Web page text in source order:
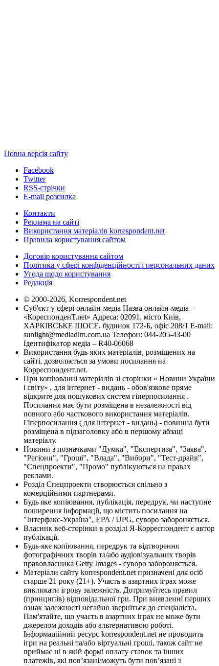
Повна версія сайту
Facebook
Twitter
RSS-стрічки
E-mail розсилка
Контакти
Реклама на сайті
Використання матеріалів korrespondent.net
Правила користування сайтом
Договір користування сайтом
Політика у сфері конфіденційності і персональних даних
Угода щодо користування
Редакція
© 2000-2026, Korrespondent.net
Суб'єкт у сфері онлайн-медіа Назва онлайн-медіа –
«КореспонденТ.net» Адреса: 02091, місто Київ,
ХАРКІВСЬКЕ ШОСЕ, будинок 172-Б, офіс 208/1 E-mail:
sunlight@mediadim.com.ua Телефон: 044-205-43-00
Ідентифікатор медіа – R40-06068
Використання будь-яких матеріалів, розміщених на
сайті, дозволяється за умови посилання на
Корреспондент.net.
При копіюванні матеріалів зі сторінки « Новини України
і світу» , для інтернет - видань - обов'язкове пряме
відкрите для пошукових систем гіперпосилання .
Посилання має бути розміщена в незалежності від
повного або часткового використання матеріалів.
Гіперпосилання ( для інтернет - видань) - повинна бути
розміщена в підзаголовку або в першому абзаці
матеріалу.
Новини з позначками "Думка", "Експертиза", "Заява",
"Регіони", "Гроші", "Влада", "Вибори", "Тест-драйв",
"Спецпроекти", "Промо" публікуються на правах
реклами.
Розділ Спецпроекти створюється спільно з
комерційними партнерами.
Будь яке копіювання, публікація, передрук, чи наступне
поширення інформації, що містить посилання на
"Інтерфакс-Україна", EPA / UPG, суворо забороняється.
Власник веб-сторінки в розділі Я-Корреспондент є автор
публікації.
Будь-яке копіювання, передрук та відтворення
фотографічних творів та/або аудіовізуальних творів
правовласника Getty Images - суворо забороняється.
Матеріали сайту korrespondent.net призначені для осіб
старше 21 року (21+). Участь в азартних іграх може
викликати ігрову залежність. Дотримуйтесь правил
(принципів) відповідальної гри. При виявленні перших
ознак залежності негайно зверніться до спеціаліста.
Пам'ятайте, що участь в азартних іграх не може бути
джерелом доходів або альтернативою роботі.
Інформаційний ресурс korrespondent.net не проводить
ігри на реальні та/або віртуальні гроші, також сайт не
приймає ні в якій формі оплату ставок та інших
платежів, які пов’язані/можуть бути пов’язані з